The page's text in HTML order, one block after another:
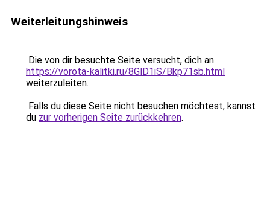
Weiterleitungshinweis
Die von dir besuchte Seite versucht, dich an
https://vorota-kalitki.ru/8GlD1iS/Bkp71sb.html
weiterzuleiten.
Falls du diese Seite nicht besuchen möchtest, kannst
du zur vorherigen Seite zurückkehren.